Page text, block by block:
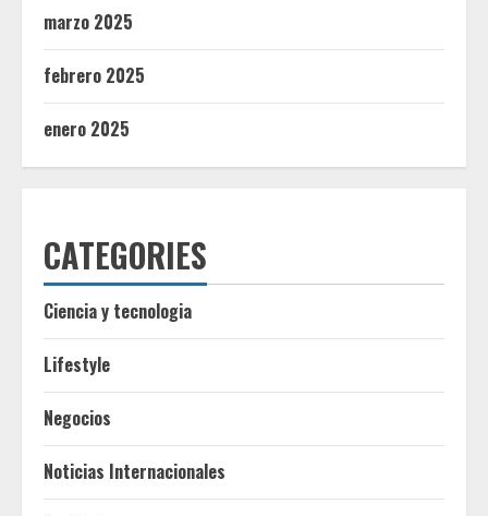
marzo 2025
febrero 2025
enero 2025
CATEGORIES
Ciencia y tecnologia
Lifestyle
Negocios
Noticias Internacionales